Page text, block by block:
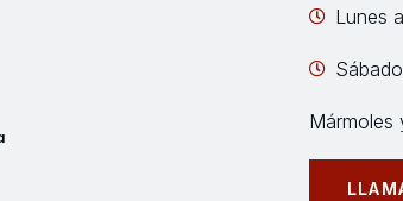
Lunes
Mármoles